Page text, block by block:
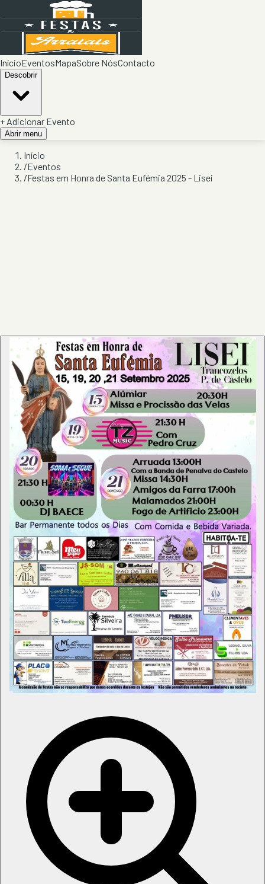
InícioEventosMapaSobre NósContacto
Descobrir
+ Adicionar Evento
Abrir menu
Início
/Eventos
/Festas em Honra de Santa Eufémia 2025 - Lisei